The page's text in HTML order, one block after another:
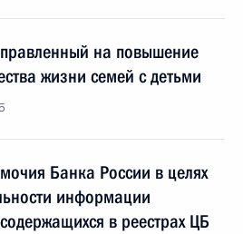
на повышение
жизни семей с детьми
Банка России в целях
информации
в реестрах ЦБ